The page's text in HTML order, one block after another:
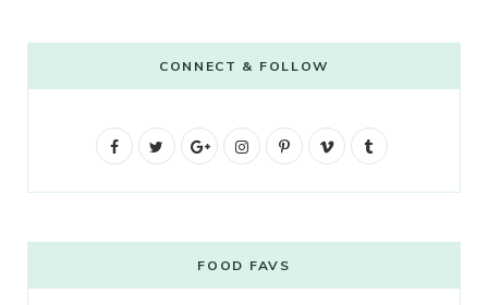
CONNECT & FOLLOW
F
b
t
G
g
l
I
t
a
P
e
V
o
l
FOOD FAVS